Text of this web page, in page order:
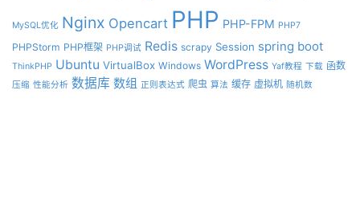
MySQL优化 Nginx Opencart PHP PHP-FPM PHP7
PHPStorm PHP框架 PHP调试 Redis scrapy Session spring boot
ThinkPHP Ubuntu VirtualBox Windows WordPress Yaf教程 下载 函数
压缩 性能分析 数据库 数组 正则表达式 爬虫 算法 缓存 虚拟机 随机数